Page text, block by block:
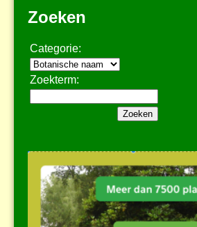
Zoeken
Categorie:
Zoekterm: